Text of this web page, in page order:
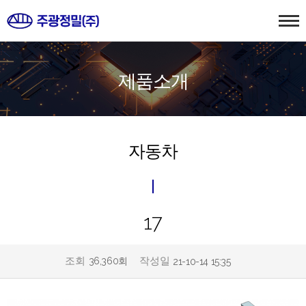
제품소개
자동차
17
조회 36,360회 작성일 21-10-14 15:35